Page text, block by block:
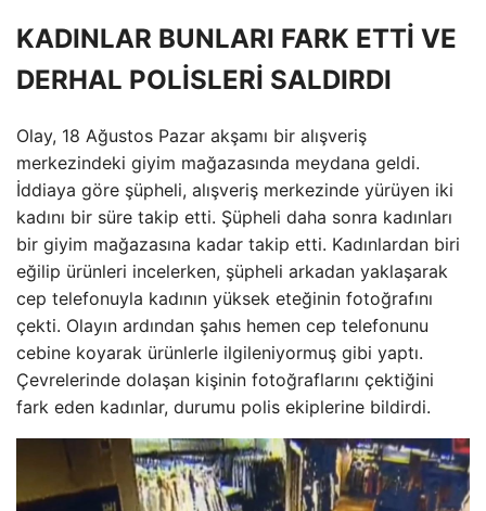
KADINLAR BUNLARI FARK ETTİ VE
DERHAL POLİSLERİ SALDIRDI
Olay, 18 Ağustos Pazar akşamı bir alışveriş
merkezindeki giyim mağazasında meydana geldi.
İddiaya göre şüpheli, alışveriş merkezinde yürüyen iki
kadını bir süre takip etti. Şüpheli daha sonra kadınları
bir giyim mağazasına kadar takip etti. Kadınlardan biri
eğilip ürünleri incelerken, şüpheli arkadan yaklaşarak
cep telefonuyla kadının yüksek eteğinin fotoğrafını
çekti. Olayın ardından şahıs hemen cep telefonunu
cebine koyarak ürünlerle ilgileniyormuş gibi yaptı.
Çevrelerinde dolaşan kişinin fotoğraflarını çektiğini
fark eden kadınlar, durumu polis ekiplerine bildirdi.